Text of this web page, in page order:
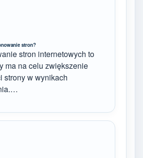
stron?
stron internetowych to
ma na celu zwiększenie
strony w wynikach